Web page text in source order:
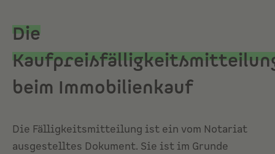
Die
beim Immobilienkauf
Die Fälligkeitsmitteilung ist ein vom Notariat
ausgestelltes Dokument. Sie ist im Grunde